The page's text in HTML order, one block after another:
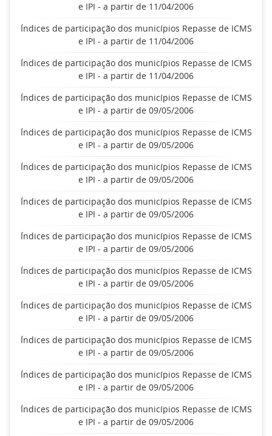
e IPI - a partir de 11/04/2006
Índices de participação dos municípios Repasse de ICMS
e IPI - a partir de 11/04/2006
Índices de participação dos municípios Repasse de ICMS
e IPI - a partir de 11/04/2006
Índices de participação dos municípios Repasse de ICMS
e IPI - a partir de 09/05/2006
Índices de participação dos municípios Repasse de ICMS
e IPI - a partir de 09/05/2006
Índices de participação dos municípios Repasse de ICMS
e IPI - a partir de 09/05/2006
Índices de participação dos municípios Repasse de ICMS
e IPI - a partir de 09/05/2006
Índices de participação dos municípios Repasse de ICMS
e IPI - a partir de 09/05/2006
Índices de participação dos municípios Repasse de ICMS
e IPI - a partir de 09/05/2006
Índices de participação dos municípios Repasse de ICMS
e IPI - a partir de 09/05/2006
Índices de participação dos municípios Repasse de ICMS
e IPI - a partir de 09/05/2006
Índices de participação dos municípios Repasse de ICMS
e IPI - a partir de 09/05/2006
Índices de participação dos municípios Repasse de ICMS
e IPI - a partir de 09/05/2006